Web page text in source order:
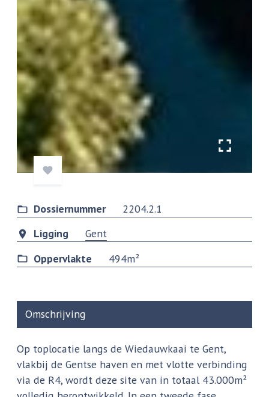
Dossiernummer
2204.2.1
Ligging
Gent
Oppervlakte
494m²
Omschrijving
Op toplocatie langs de Wiedauwkaai te Gent,
vlakbij de Gentse haven en met vlotte verbinding
via de R4, wordt deze site van in totaal 43.000m²